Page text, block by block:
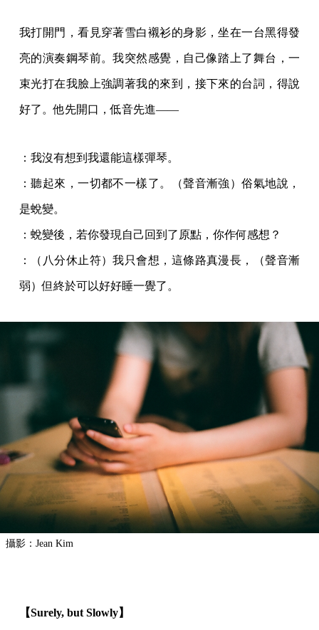
我打開門，看見穿著雪白襯衫的身影，坐在一台黑得發
亮的演奏鋼琴前。我突然感覺，自己像踏上了舞台，一
束光打在我臉上強調著我的來到，接下來的台詞，得說
好了。他先開口，低音先進——
：我沒有想到我還能這樣彈琴。
：聽起來，一切都不一樣了。（聲音漸強）俗氣地說，
是蛻變。
：蛻變後，若你發現自己回到了原點，你作何感想？
：（八分休止符）我只會想，這條路真漫長，（聲音漸
弱）但終於可以好好睡一覺了。
攝影：Jean Kim
【Surely, but Slowly】